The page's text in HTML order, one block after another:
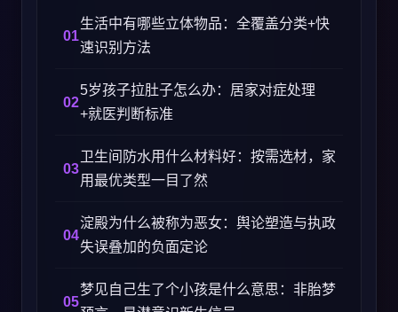
生活中有哪些立体物品：全覆盖分类+快
速识别方法
5岁孩子拉肚子怎么办：居家对症处理
+就医判断标准
卫生间防水用什么材料好：按需选材，家
用最优类型一目了然
淀殿为什么被称为恶女：舆论塑造与执政
失误叠加的负面定论
梦见自己生了个小孩是什么意思：非胎梦